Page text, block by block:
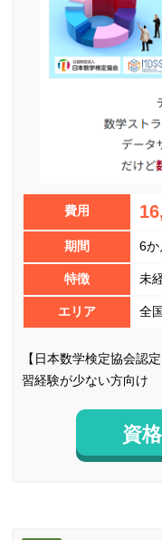
費用
期間 6か
特徴 未
エリア 全国
【日本数学検定協会認
習経験が少ない方向け
資